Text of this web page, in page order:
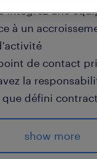
intégrez une
à un
de contact
la
que défini
vos
les suivantes :
show more